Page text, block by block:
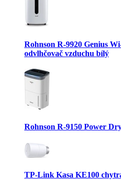
Rohnson R-9920 Genius
odvlhčovač vzduchu bílý
Rohnson R-9150 Power
TP-Link Kasa KE100